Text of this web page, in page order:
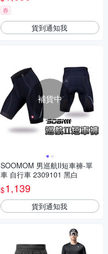
券
貨到通知我
補貨中
SOOMOM 男巡航II短車褲-單
車 自行車 2309101 黑白
$1,139
貨到通知我